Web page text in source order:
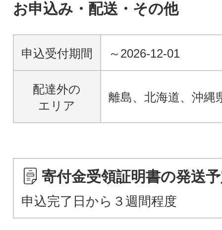
お申込み・配送・その他
申込受付期間 ～2026-12-01
配達外の
エリア
離島、北海道、沖縄
寄付金受領証明書の発送
申込完了日から３週間程度